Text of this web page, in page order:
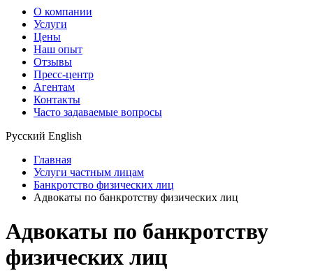
О компании
Услуги
Цены
Наш опыт
Отзывы
Пресс-центр
Агентам
Контакты
Часто задаваемые вопросы
Русский English
Главная
Услуги частным лицам
Банкротство физических лиц
Адвокаты по банкротству физических лиц
Адвокаты по банкротству
физических лиц